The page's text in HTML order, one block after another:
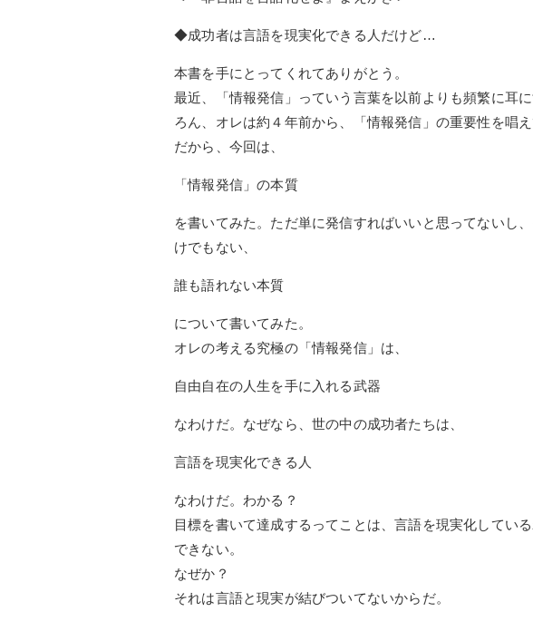
◆成功者は言語を現実化できる人だけど…
本書を手にとってくれてありがとう。
最近、「情報発信」っていう言葉を以前よりも頻繁に耳
ろん、オレは約４年前から、「情報発信」の重要性を唱え
だから、今回は、
「情報発信」の本質
を書いてみた。ただ単に発信すればいいと思ってないし
けでもない、
誰も語れない本質
について書いてみた。
オレの考える究極の「情報発信」は、
自由自在の人生を手に入れる武器
なわけだ。なぜなら、世の中の成功者たちは、
言語を現実化できる人
なわけだ。わかる？
目標を書いて達成するってことは、言語を現実化してい
できない。
なぜか？
それは言語と現実が結びついてないからだ。